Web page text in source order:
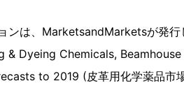
ンは、MarketsandMarketsが発
Dyeing Chemicals,
to 2019 (皮革用化学薬品市